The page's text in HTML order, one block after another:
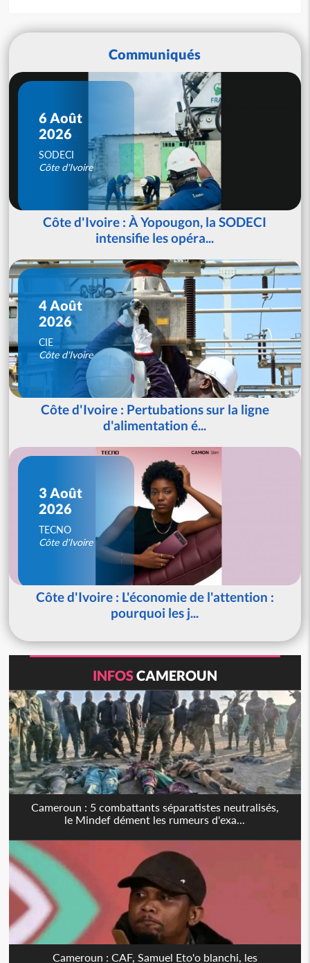
Communiqués
6 Août
2026
SODECI
Côte d'Ivoire
Côte d'Ivoire : À Yopougon, la SODECI
intensifie les opéra...
4 Août
2026
CIE
Côte d'Ivoire
Côte d'Ivoire : Pertubations sur la ligne
d'alimentation é...
3 Août
2026
TECNO
Côte d'Ivoire
Côte d'Ivoire : L'économie de l'attention :
pourquoi les j...
INFOSCAMEROUN
Cameroun : 5 combattants séparatistes neutralisés,
le Mindef dément les rumeurs d'exa...
Cameroun : CAF, Samuel Eto'o blanchi, les